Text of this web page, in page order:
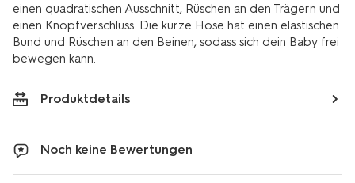
einen quadratischen Ausschnitt, Rüschen an den Trägern und
einen Knopfverschluss. Die kurze Hose hat einen elastischen
Bund und Rüschen an den Beinen, sodass sich dein Baby frei
bewegen kann.
Produktdetails
Noch keine Bewertungen